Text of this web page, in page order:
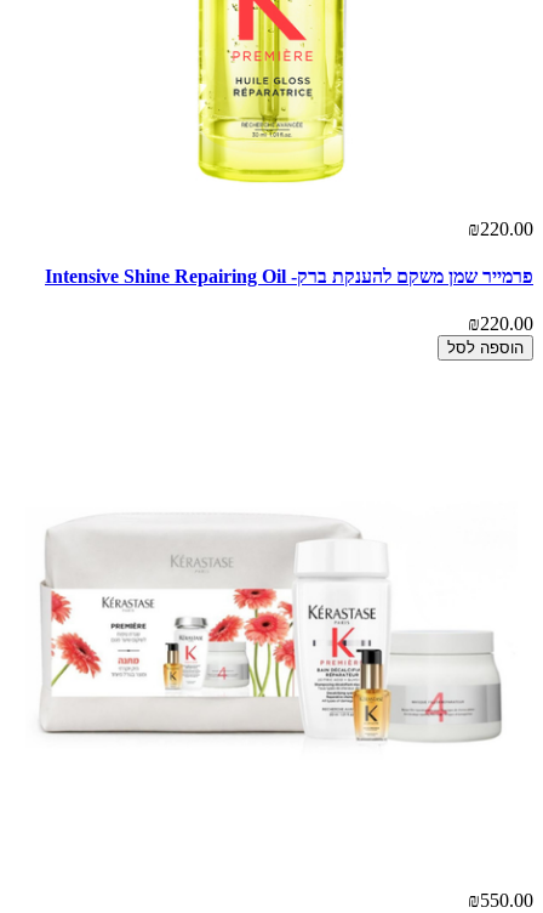
₪220.00
פרמייר שמן משקם להענקת ברק- Intensive Shine Repairing Oil
₪220.00
הוספה לסל
₪550.00